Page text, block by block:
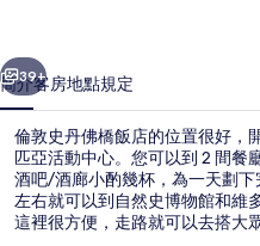
店
的
相
片
集
個 下一個
39+
簡介客房地點規定
倫敦史丹佛橋飯店的位置很好，
匹亞活動中心。您可以到 2 間餐
酒吧/酒廊小酌幾杯，為一天劃
左右就可以到自然史博物館和維
這裡很方便，走路就可以去搭大